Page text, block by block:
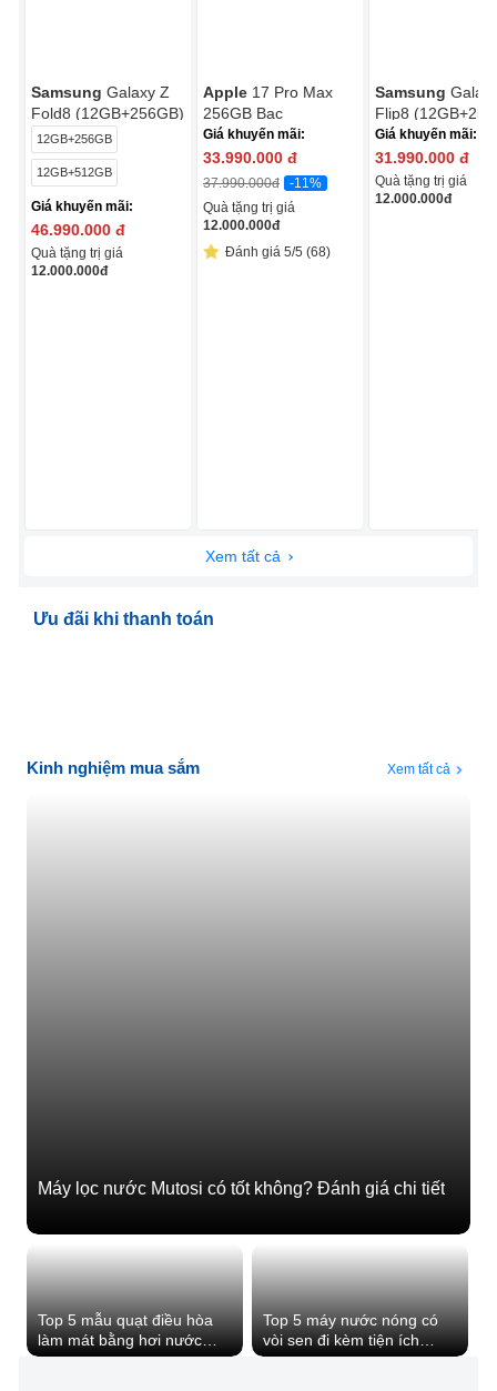
Samsung Galaxy Z
Fold8 (12GB+256GB)
12GB+256GB
12GB+512GB
Giá khuyến mãi:
46.990.000 đ
Quà tặng trị giá
12.000.000đ
Apple 17 Pro Max
256GB Bạc
Giá khuyến mãi:
33.990.000 đ
37.990.000đ
-11%
Quà tặng trị giá
12.000.000đ
Đánh giá 5/5 (68)
Samsung
Flip8
Giá khuyến mãi:
31.990.000 đ
Quà tặng trị giá
12.000.000đ
Xem tất cả
Ưu đãi khi thanh toán
Kinh nghiệm mua sắm Xem tất cả
Máy lọc nước Mutosi có tốt không? Đánh giá chi tiết
Top 5 mẫu quạt điều hòa
làm mát bằng hơi nước
trong mùa nóng
Top 5 máy nước nóng có
vòi sen đi kèm tiện ích
đáng mua cho gia đình